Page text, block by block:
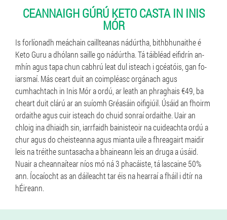
CEANNAIGH GÚRÚ KETO CASTA IN INIS
MÓR
Is forlíonadh meáchain caillteanas nádúrtha, bithbhunaithe é
Keto Guru a dhólann saille go nádúrtha. Tá táibléad eifidrín an-
mhín agus tapa chun cabhrú leat dul isteach i gcéatóis, gan fo-
iarsmaí. Más ceart duit an coimpléasc orgánach agus
cumhachtach in Inis Mór a ordú, ar leath an phraghais €49, ba
cheart duit clárú ar an suíomh Gréasáin oifigiúil. Úsáid an fhoirm
ordaithe agus cuir isteach do chuid sonraí ordaithe. Uair an
chloig ina dhiaidh sin, iarrfaidh bainisteoir na cuideachta ordú a
chur agus do cheisteanna agus mianta uile a fhreagairt maidir
leis na tréithe suntasacha a bhaineann leis an druga a úsáid.
Nuair a cheannaítear níos mó ná 3 phacáiste, tá lascaine 50%
ann. Íocaíocht as an dáileacht tar éis na hearraí a fháil i dtír na
hÉireann.